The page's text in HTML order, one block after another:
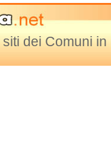
siti dei Comuni